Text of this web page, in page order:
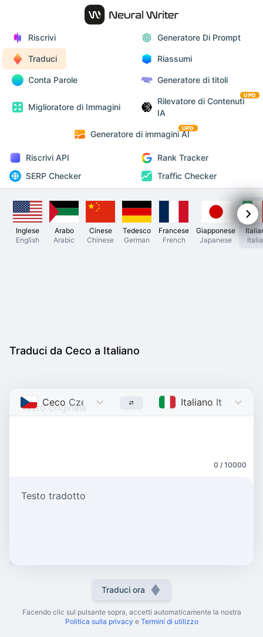
Riscrivi Generatore Di Prompt
Traduci Riassumi
Conta Parole Generatore di titoli
Miglioratore di Immagini
Rilevatore di Contenuti
IA
UPD
Generatore di immagini AI
UPD
Riscrivi API
Rank Tracker
SERP Checker
Traffic Checker
Inglese
English
Arabo
Arabic
Cinese
Chinese
Tedesco
German
Francese
French
Giapponese
Japanese
Traduci da Ceco a Italiano
Ceco Czech Italiano Italian
0 / 10000
Testo tradotto
Traduci ora
Facendo clic sul pulsante sopra, accetti automaticamente la nostra
Politica sulla privacy e Termini di utilizzo